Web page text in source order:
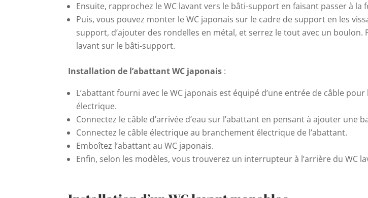
Ensuite, rapprochez le WC lavant vers le bâti-support en faisant passer à la
Puis, vous pouvez monter le WC japonais sur le cadre de support en les
support, d’ajouter des rondelles en métal, et serrez le tout avec un
lavant sur le bâti-support.
Installation de l’abattant WC japonais :
L’abattant fourni avec le WC japonais est équipé d’une entrée de câble
électrique.
Connectez le câble d’arrivée d’eau sur l’abattant en pensant à ajouter une
Connectez le câble électrique au branchement électrique de l’abattant.
Emboîtez l’abattant au WC japonais.
Enfin, selon les modèles, vous trouverez un interrupteur à l’arrière du WC